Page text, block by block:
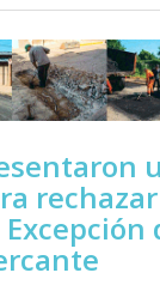
Excepción